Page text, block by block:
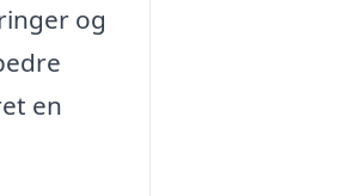
og
en